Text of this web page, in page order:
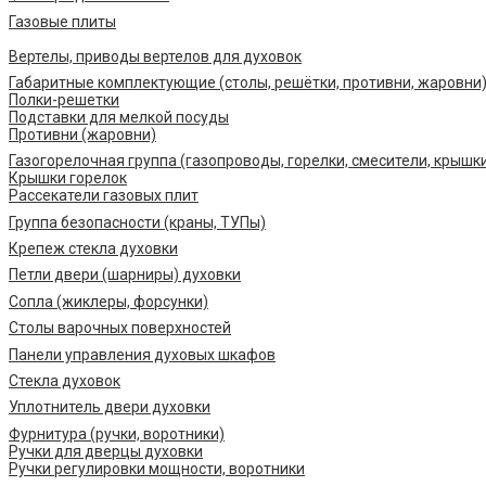
Газовые плиты
Вертелы, приводы вертелов для духовок
Габаритные комплектующие (столы, решётки, противни, жаровни)
Полки-решетки
Подставки для мелкой посуды
Противни (жаровни)
Газогорелочная группа (газопроводы, горелки, смесители,
Крышки горелок
Рассекатели газовых плит
Группа безопасности (краны, ТУПы)
Крепеж стекла духовки
Петли двери (шарниры) духовки
Сопла (жиклеры, форсунки)
Столы варочных поверхностей
Панели управления духовых шкафов
Стекла духовок
Уплотнитель двери духовки
Фурнитура (ручки, воротники)
Ручки для дверцы духовки
Ручки регулировки мощности, воротники